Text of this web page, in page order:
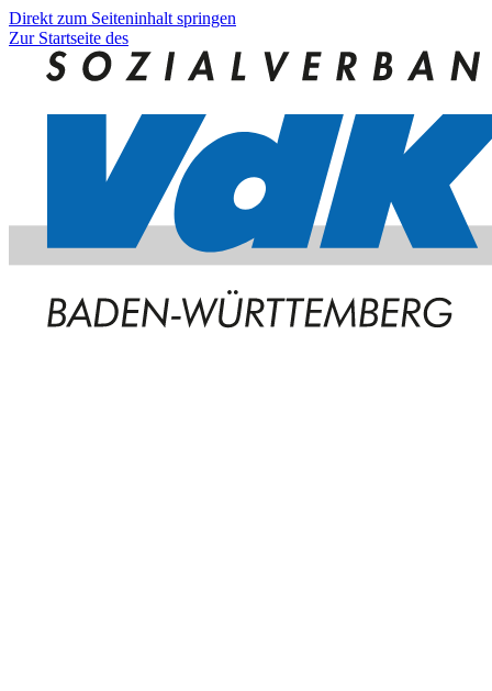
Direkt zum Seiteninhalt springen
Zur Startseite des